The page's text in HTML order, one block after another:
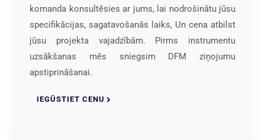
komanda konsultēsies ar jums, lai nodrošinātu jūsu
specifikācijas, sagatavošanās laiks, Un cena atbilst
jūsu projekta vajadzībām. Pirms instrumentu
uzsākšanas mēs sniegsim DFM ziņojumu
apstiprināšanai.
IEGŪSTIET CENU